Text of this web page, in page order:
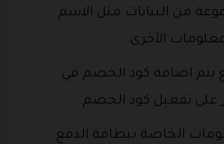
من البيانات مثل الاسم
الأخرى.
يتم اضافة كود الخصم في
على تفعيل كود الخصم.
الخاصة ببطاقة الدفع